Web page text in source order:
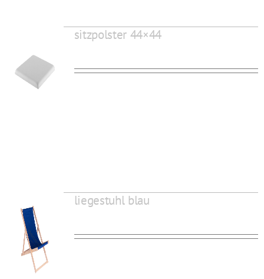
sitzpolster 44×44
liegestuhl blau